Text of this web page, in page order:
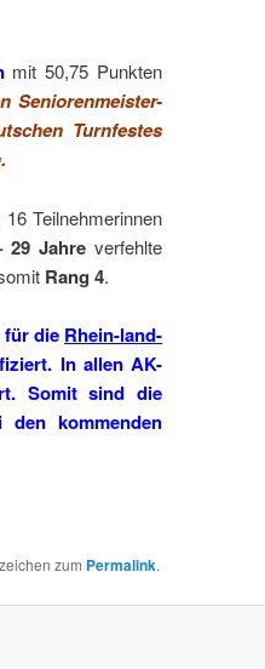
mit 50,75 Punkten
Seniorenmeister-
Turnfestes
Teilnehmerinnen
29 Jahre verfehlte
Rang 4.
für die Rhein-land-
In allen AK-
Somit sind die
den kommenden
zum Permalink.